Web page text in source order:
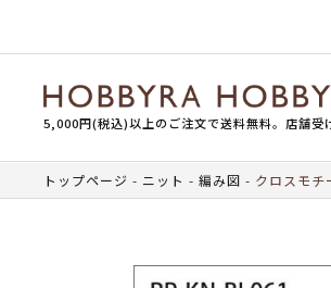
5,000円(税込)以上のご注文で送料無料。店舗受
トップページ ニット 編み図 クロスモチ